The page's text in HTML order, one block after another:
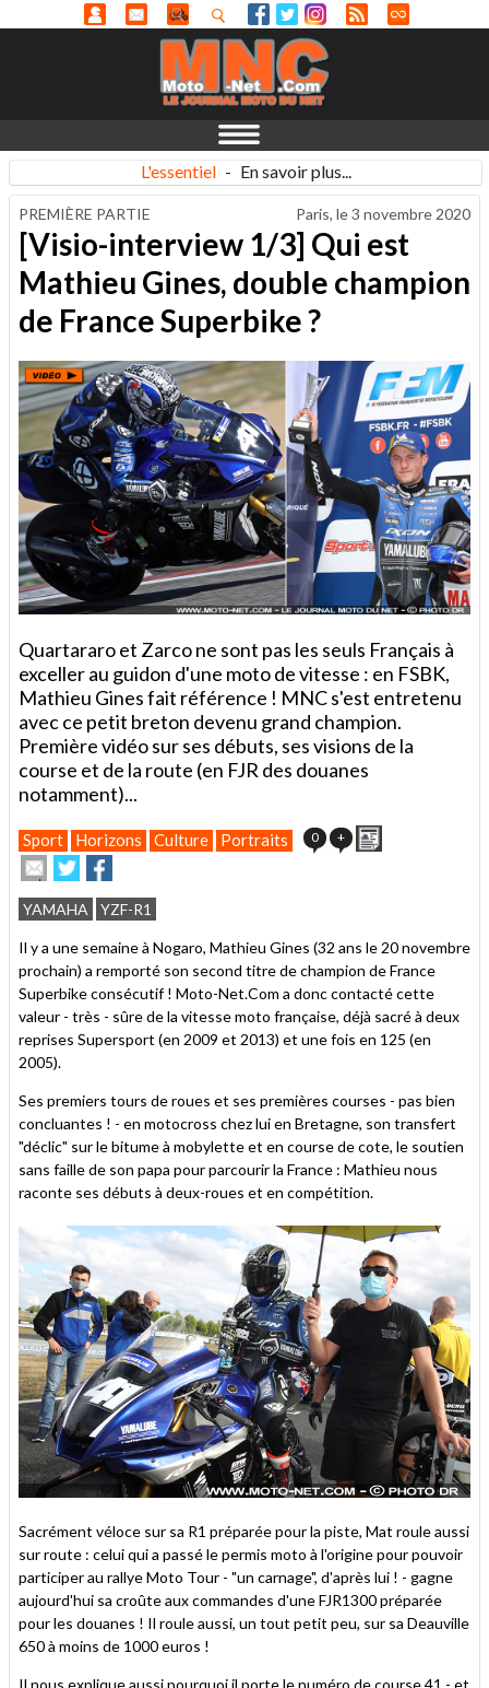
L'essentiel - En savoir plus...
PREMIÈRE PARTIE Paris, le3 novembre 2020
[Visio-interview 1/3] Qui est
Mathieu Gines, double champion
de France Superbike ?
Quartararo et Zarco ne sont pas les seuls Français à
exceller au guidon d'une moto de vitesse : en FSBK,
Mathieu Gines fait référence ! MNC s'est entretenu
avec ce petit breton devenu grand champion.
Première vidéo sur ses débuts, ses visions de la
course et de la route (en FJR des douanes
notamment)...
Sport Horizons Culture Portraits 0 +
Envoyer
cet
article
à
un
ami
Partager
sur
Twitter
sur
Facebook
YAMAHA YZF-R1
Il y a une semaine à Nogaro, Mathieu Gines (32 ans le 20 novembre
prochain) a remporté son second titre de champion de France
Superbike consécutif ! Moto-Net.Com a donc contacté cette
valeur - très - sûre de la vitesse moto française, déjà sacré à deux
reprises Supersport (en 2009 et 2013) et une fois en 125 (en
2005).
Ses premiers tours de roues et ses premières courses - pas bien
concluantes ! - en motocross chez lui en Bretagne, son transfert
"déclic" sur le bitume à mobylette et en course de cote, le soutien
sans faille de son papa pour parcourir la France : Mathieu nous
raconte ses débuts à deux-roues et en compétition.
Sacrément véloce sur sa R1 préparée pour la piste, Mat roule aussi
sur route : celui qui a passé le permis moto à l'origine pour pouvoir
participer au rallye Moto Tour - "un carnage", d'après lui ! - gagne
aujourd'hui sa croûte aux commandes d'une FJR1300 préparée
pour les douanes ! Il roule aussi, un tout petit peu, sur sa Deauville
650 à moins de 1000 euros !
Il nous explique aussi pourquoi il porte le numéro de course 41 - et